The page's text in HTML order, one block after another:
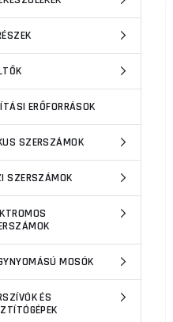
ERŐFORRÁSOK
SZERSZÁMOK
SZERSZÁMOK
MOSÓK
ÉS